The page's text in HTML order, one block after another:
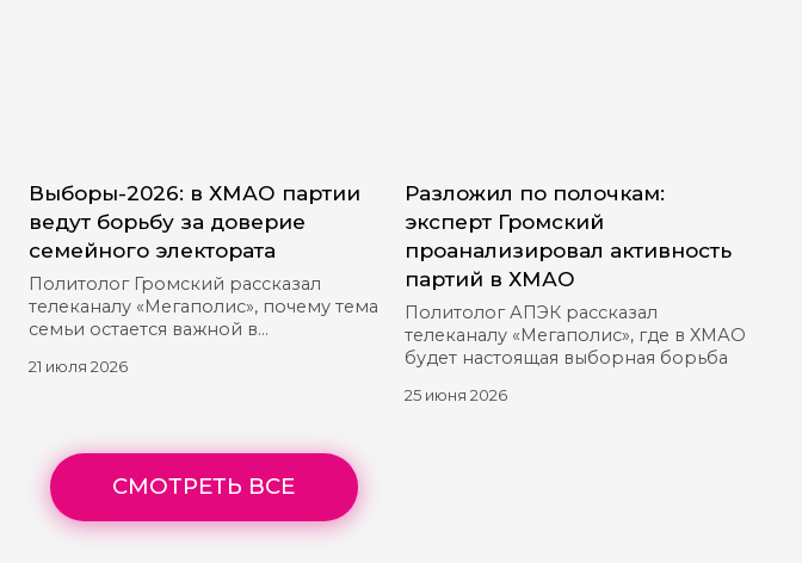
Выборы-2026: в ХМАО партии
ведут борьбу за доверие
семейного электората
Политолог Громский рассказал
телеканалу «Мегаполис», почему тема
семьи остается важной в
21 июля 2026
Разложил по полочкам:
эксперт Громский
проанализировал активность
партий в ХМАО
Политолог АПЭК рассказал
телеканалу «Мегаполис», где в ХМАО
будет настоящая выборная борьба
25 июня 2026
СМОТРЕТЬ ВСЕ